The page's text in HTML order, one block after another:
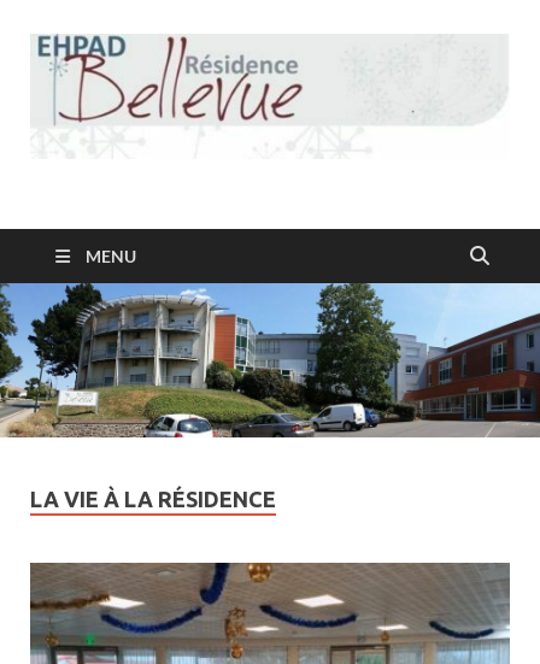
Résidence Bellevue
MENU
LA VIE À LA RÉSIDENCE